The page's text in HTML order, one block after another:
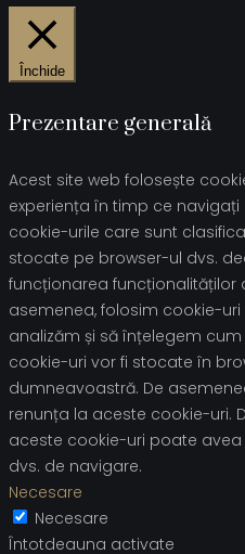
Închide
Prezentare generală
Acest site web folosește
experiența în timp ce
cookie-urile care sunt
stocate pe browser-ul dvs.
funcționarea funcționalităților
asemenea, folosim cookie-
analizăm și să înțelegem
cookie-uri vor fi stocate în
dumneavoastră. De
renunța la aceste cookie-uri.
aceste cookie-uri poate
dvs. de navigare.
Necesare
Necesare
Întotdeauna activate